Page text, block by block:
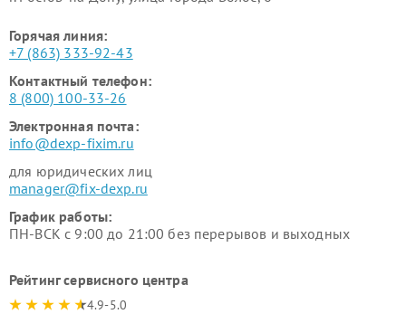
Горячая линия:
+7 (863) 333-92-43
Контактный телефон:
8 (800) 100-33-26
Электронная почта:
info@dexp-fixim.ru
для юридических лиц
manager@fix-dexp.ru
График работы:
ПН-ВСК с 9:00 до 21:00 без перерывов и выходных
Рейтинг сервисного центра
4.9-5.0